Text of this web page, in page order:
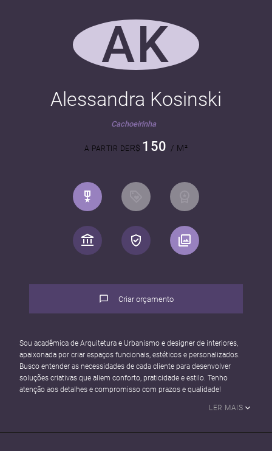
AK
Alessandra Kosinski
Cachoeirinha
A PARTIR DER$ 150 / M²
Criar orçamento
Sou acadêmica de Arquitetura e Urbanismo e designer de interiores,
apaixonada por criar espaços funcionais, estéticos e personalizados.
Busco entender as necessidades de cada cliente para desenvolver
soluções criativas que aliem conforto, praticidade e estilo. Tenho
atenção aos detalhes e compromisso com prazos e qualidade!
LER MAIS